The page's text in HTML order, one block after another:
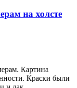
на холсте
Картина
Краски были